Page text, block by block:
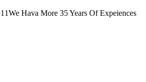
We Hava More 35 Years Of Expeiences